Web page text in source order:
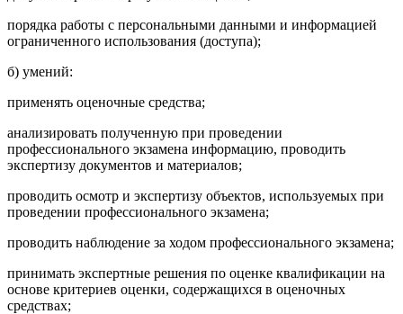
порядка работы с персональными данными и информацией
ограниченного использования (доступа);
б) умений:
применять оценочные средства;
анализировать полученную при проведении
профессионального экзамена информацию, проводить
экспертизу документов и материалов;
проводить осмотр и экспертизу объектов, используемых при
проведении профессионального экзамена;
проводить наблюдение за ходом профессионального экзамена;
принимать экспертные решения по оценке квалификации на
основе критериев оценки, содержащихся в оценочных
средствах;